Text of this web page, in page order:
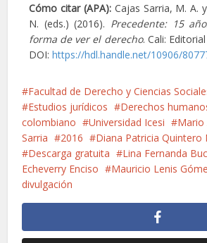
Cómo citar (APA):Cajas Sarria, M. A.
N. (eds.) (2016). Precedente: 15
forma de ver el derecho. Cali:
DOI:https://hdl.handle.net/10906/
Facultad de Derecho y Ciencias
Estudios jurídicos
Derechos
colombiano
Universidad Icesi
Mario
Sarria
2016
Diana Patricia Quintero
Descarga gratuita
Lina Fernanda
Echeverry Enciso
Mauricio Lenis
divulgación